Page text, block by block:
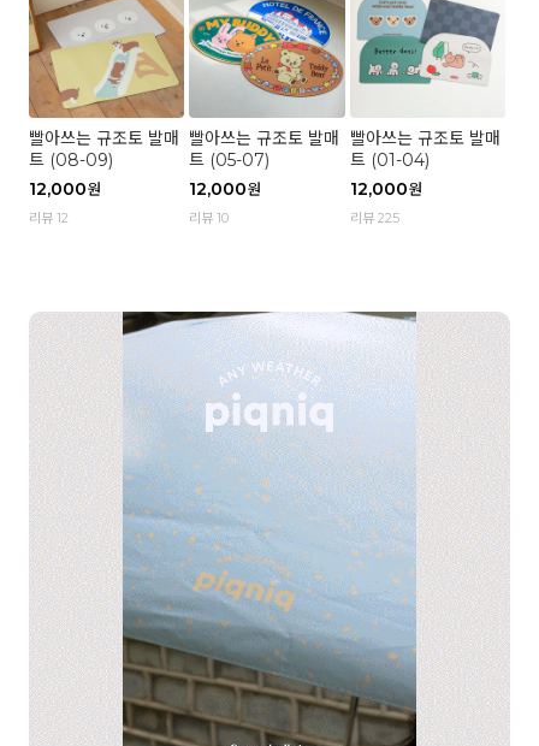
빨아쓰는 규조토 발매
트 (08-09)
12,000원
리뷰 12
빨아쓰는 규조토 발매
트 (05-07)
12,000원
리뷰 10
빨아쓰는 규조토 발매
트 (01-04)
12,000원
리뷰 225